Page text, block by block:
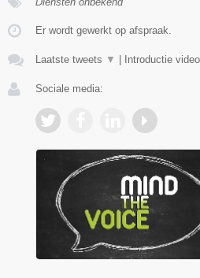
Er wordt gewerkt op afspraak.
Laatste tweets ▼ | Introductie video
Sociale media: